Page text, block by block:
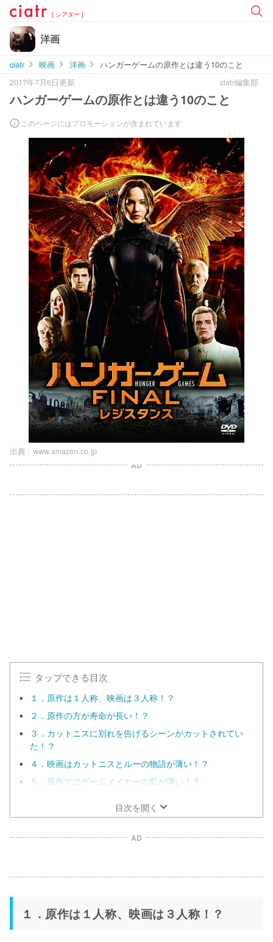
[ シアター ]
洋画
ciatr 映画 洋画
ハンガーゲームの原作とは違う10のこと
2017年7月6日更新
ciatr編集部
ハンガーゲームの原作とは違う10のこと
このページにはプロモーションが含まれています
出典 : www.amazon.co.jp
AD
タップできる目次
１．原作は１人称、映画は３人称！？
２．原作の方が寿命が長い！？
３．カットニスに別れを告げるシーンがカットされてい
た！？
４．映画はカットニスとルーの物語が薄い！？
５．原作ではゲームメイカーの影が薄い！？
目次を開く
AD
１．原作は１人称、映画は３人称！？